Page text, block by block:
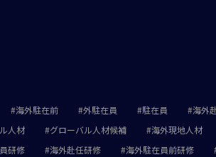
海外駐在前 外駐在員 駐在員 海外
人材 グローバル人材候補 海外現地人材
研修 海外赴任研修 海外駐在員前研修